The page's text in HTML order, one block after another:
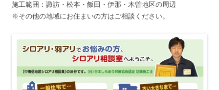
施工範囲：諏訪・松本・飯田・伊那・木曽地区の周辺
※その他の地域にお住まいの方はご相談ください。